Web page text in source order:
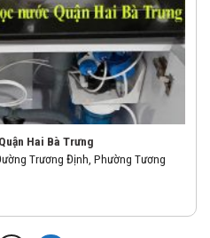
Hai Bà Trưng
Trương Định, Phường Tương